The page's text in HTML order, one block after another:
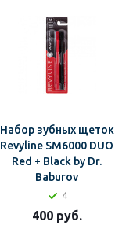
Набор зубных щеток
Revyline SM6000 DUO
Red + Black by Dr.
Baburov
4
400руб.